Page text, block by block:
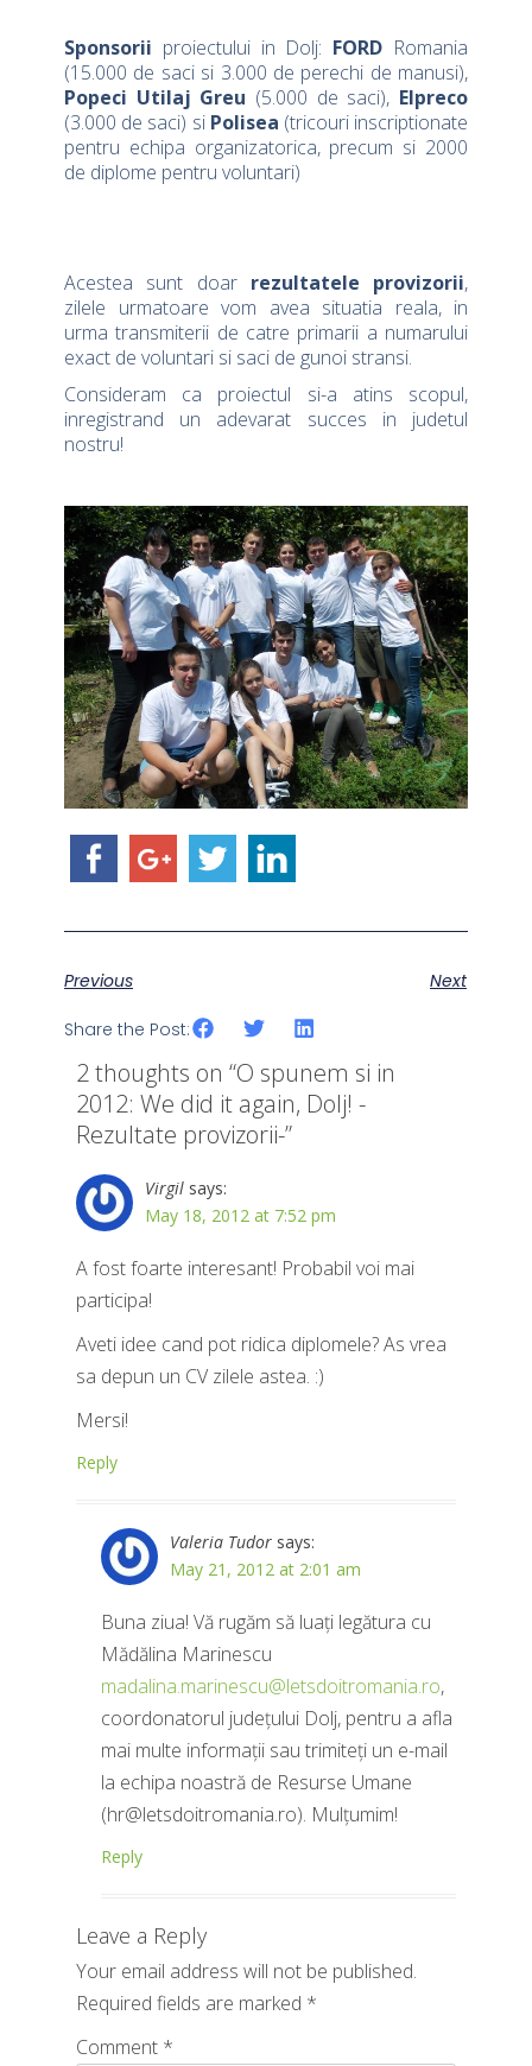
Sponsorii proiectului in Dolj: FORD Romania
(15.000 de saci si 3.000 de perechi de manusi),
Popeci Utilaj Greu (5.000 de saci), Elpreco
(3.000 de saci) si Polisea (tricouri inscriptionate
pentru echipa organizatorica, precum si 2000
de diplome pentru voluntari)
Acestea sunt doar rezultatele provizorii,
zilele urmatoare vom avea situatia reala, in
urma transmiterii de catre primarii a numarului
exact de voluntari si saci de gunoi stransi.
Consideram ca proiectul si-a atins scopul,
inregistrand un adevarat succes in judetul
nostru!
Previous Next
Share the Post:
2 thoughts on “O spunem si in
2012: We did it again, Dolj! -
Rezultate provizorii-”
Virgil says:
May 18, 2012 at 7:52 pm
A fost foarte interesant! Probabil voi mai
participa!
Aveti idee cand pot ridica diplomele? As vrea
sa depun un CV zilele astea. :)
Mersi!
Reply
Valeria Tudor says:
May 21, 2012 at 2:01 am
Buna ziua! Vă rugăm să luați legătura cu
Mădălina Marinescu
madalina.marinescu@letsdoitromania.ro,
coordonatorul județului Dolj, pentru a afla
mai multe informații sau trimiteți un e-mail
la echipa noastră de Resurse Umane
(hr@letsdoitromania.ro). Mulțumim!
Reply
Leave a Reply
Your email address will not be published.
Required fields are marked *
Comment *